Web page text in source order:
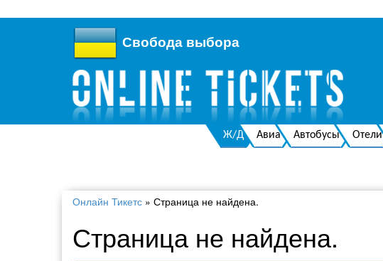
Свобода выбора
Ж/Д Авиа Автобусы Отели
Онлайн Тикетс » Страница не найдена.
Страница не найдена.